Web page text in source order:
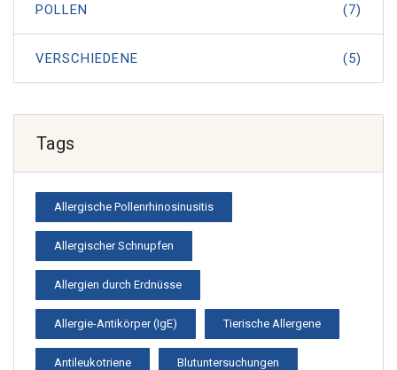
POLLEN (7)
VERSCHIEDENE (5)
Tags
Allergische Pollenrhinosinusitis
Allergischer Schnupfen
Allergien durch Erdnüsse
Allergie-Antikörper (IgE) Tierische Allergene
Antileukotriene Blutuntersuchungen